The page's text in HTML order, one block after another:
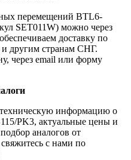
перемещений BTL6-
SET011W) можно через
доставку по
и другим странам СНГ.
через email или форму
информацию о
PK3, актуальные цены и
аналогов от
с нами по